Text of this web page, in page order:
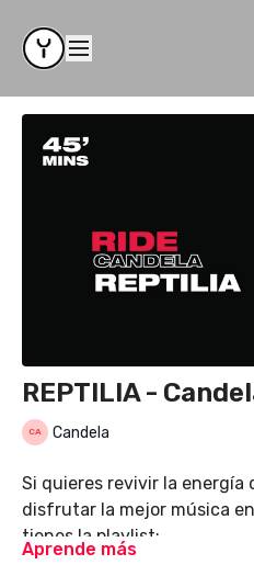
REPTILIA -
Candela
Si quieres revivir la
disfrutar la mejor música
tienes la playlist:
https://open.spotify.com/
Aprende más